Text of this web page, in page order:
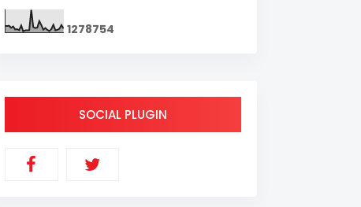
1278754
SOCIAL PLUGIN